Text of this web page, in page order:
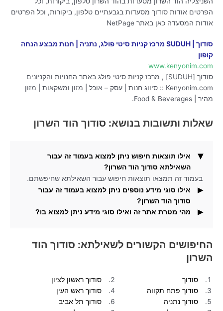
הפרטים אודות סודוך מסעדות בגבעתיים טלפון, ביקורות, וכל הפרטים
אודות המסעדה כאן באתר NetPage
סודוך | SUDUH מרכז קניות סיטי פולג, נתניה | חנות מבצע הנחה
קופון
www.kenyonim.com
סודוך [SUDUH] , מרכז קניות סיטי פולג באתר החנויות והקניונים
Kenyonim.com :: סיווג חנות | עסק – אוכל | מזון ומשקאות | מזון
מהיר | Food & Beverages.
שאלות ותשובות בנושא: סודוך הוד השרון
אילו תוצאות חיפוש ניתן למצוא בעמוד זה עבור
השאילתא סודוך הוד השרון?
בעמוד זה תמצאו תוצאות חיפוש עבור השאילתא שחיפשתם.
אילו סוגי מידע נוספים ניתן למצוא בעמוד זה עבור
סודוך הוד השרון?
בעמוד זה תמצאו גם תמונות עבור השאילתא שחיפשתם.
מהי מטרת אתר זה ואילו סוגי מידע ניתן למצוא בו?
החיפושים הקשורים לשאילתא: סודוך הוד
השרון
סודוך
סודוך ראשון לציון
סודוך פתח תקווה
סודוך ראש העין
סודוך נתניה
סודוך תל אביב